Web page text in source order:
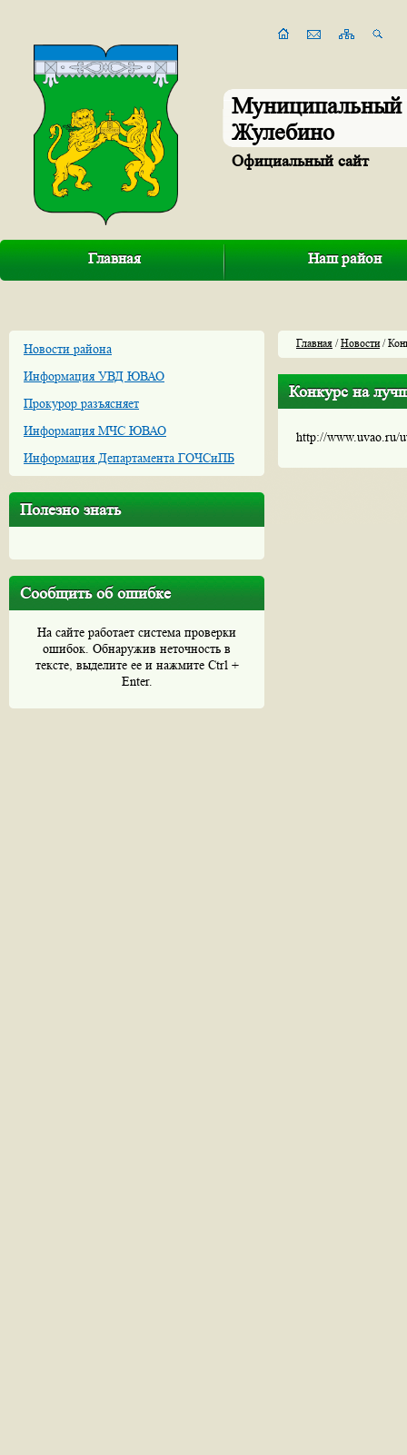
Муниципальный
Жулебино
Официальный сайт
Главная Наш район
Новости района
Информация УВД ЮВАО
Прокурор разъясняет
Информация МЧС ЮВАО
Информация Департамента ГОЧСиПБ
Полезно знать
Сообщить об ошибке
На сайте работает система проверки
ошибок. Обнаружив неточность в
тексте, выделите ее и нажмите Ctrl +
Enter.
Главная /Новости/
Конкурс на
http://www.uvao.ru/